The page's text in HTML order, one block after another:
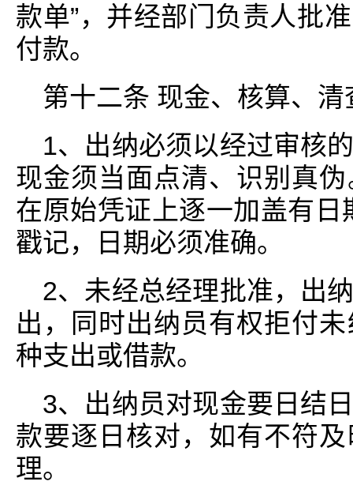
款单”，并经部门负责人批
付款。
第十二条 现金、核算、清
1、出纳必须以经过审核
现金须当面点清、识别真
在原始凭证上逐一加盖有日
戳记，日期必须准确。
2、未经总经理批准，出
出，同时出纳员有权拒付
种支出或借款。
3、出纳员对现金要日结
款要逐日核对，如有不符
理。